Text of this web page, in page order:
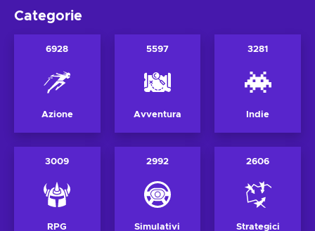
Categorie
6928
Azione
5597
Avventura
3281
Indie
3009
RPG
2992
Simulativi
2606
Strategici